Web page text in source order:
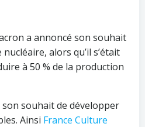
a annoncé son souhait
alors qu’il s’était
à 50 % de la production
souhait de développer
Ainsi France Culture